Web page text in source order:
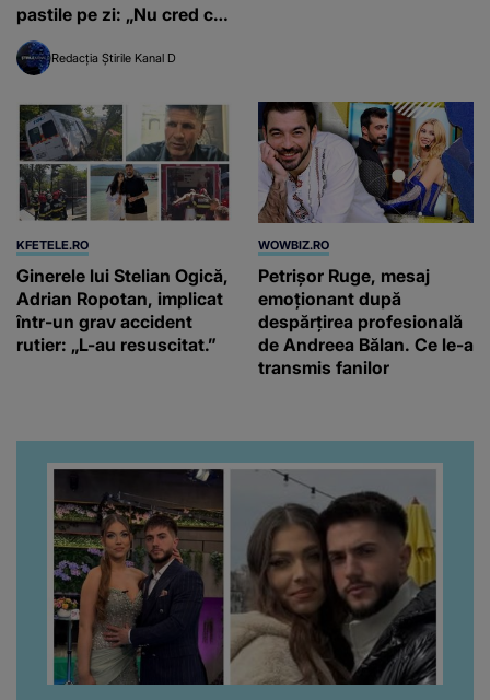
pastile pe zi: „Nu cred că
oamenii sunt suficient de
conștienți de acest risc”
Redacția Știrile Kanal D
KFETELE.RO
Ginerele lui Stelian Ogică,
Adrian Ropotan, implicat
într-un grav accident
rutier: „L-au resuscitat.”
WOWBIZ.RO
Petrișor Ruge, mesaj
emoționant după
despărțirea profesională
de Andreea Bălan. Ce le-a
transmis fanilor